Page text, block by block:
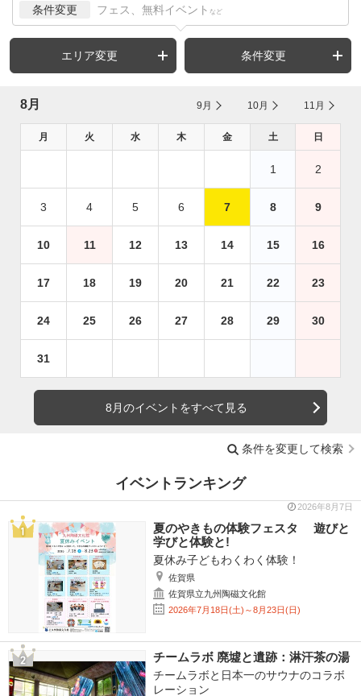
条件変更 フェス、無料イベント など
エリア変更 条件変更
8月 9月 10月 11月
月 火 水 木 金 土 日
1 2
3 4 5 6 7 8 9
10 11 12 13 14 15 16
17 18 19 20 21 22 23
24 25 26 27 28 29 30
31
8月のイベントをすべて見る
条件を変更して検索
イベントランキング
2026年8月7日
夏のやきもの体験フェスタ 遊びと
学びと体験と!
夏休み子どもわくわく体験！
佐賀県
佐賀県立九州陶磁文化館
2026年7月18日(土)～8月23日(日)
チームラボ 廃墟と遺跡：淋汗茶の湯
チームラボと日本一のサウナのコラボ
レーション